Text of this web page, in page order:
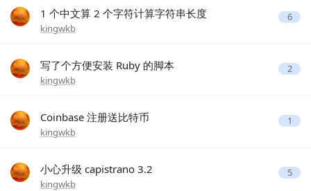
1 个中文算 2 个字符计算字符串长度
kingwkb
6
写了个方便安装 Ruby 的脚本
kingwkb
2
Coinbase 注册送比特币
kingwkb
1
小心升级 capistrano 3.2
kingwkb
5